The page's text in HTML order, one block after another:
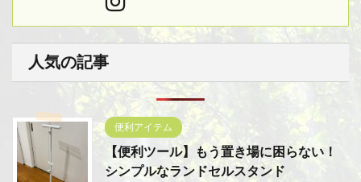
人気の記事
便利アイテム
【便利ツール】もう置き場に困らない！
シンプルなランドセルスタンド